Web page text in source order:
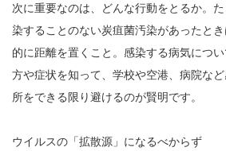
次に重要なのは、どんな行動をとるか。
染することのない炭疽菌汚染があったと
的に距離を置くこと。感染する病気につ
方や症状を知って、学校や空港、病院な
所をできる限り避けるのが賢明です。
ウイルスの「拡散源」になるべからず